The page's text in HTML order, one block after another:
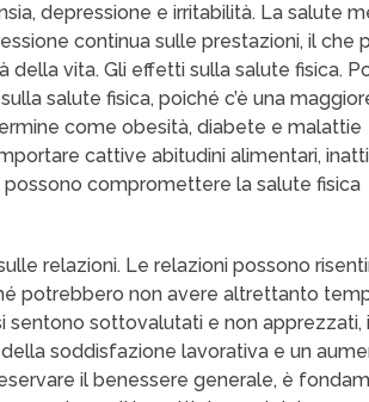
depressione e irritabilità. La salute
continua sulle prestazioni, il che
vita. Gli effetti sulla salute fisica.
salute fisica, poiché c’è una
come obesità, diabete e malattie
cattive abitudini alimentari,
compromettere la salute fisica
relazioni. Le relazioni possono
potrebbero non avere altrettanto
sentono sottovalutati e non apprezzati, i
soddisfazione lavorativa e un
il benessere generale, è